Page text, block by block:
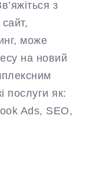
з
може
на новий
послуги як:
Ads, SEO,